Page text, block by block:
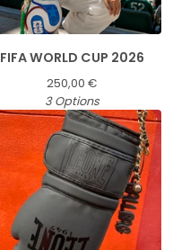
FIFA WORLD CUP 2026
250,00 €
3 Options